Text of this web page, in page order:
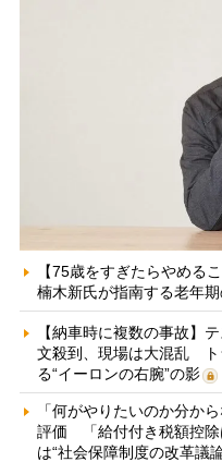
【75歳をすぎたらやめる
楠木新氏が指南する老年
【納車時に複数の事故】
文殺到、現場は大混乱 ト
る“イーロンの右腕”の影
「何がやりたいのか分か
評価 「給付付き税額控除
は“社会保障制度の改革議